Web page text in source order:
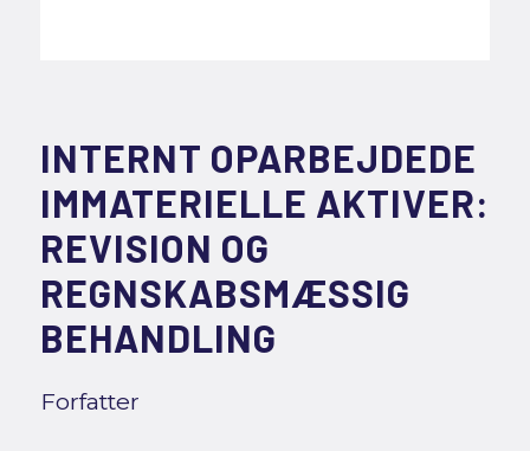
INTERNT OPARBEJDEDE
IMMATERIELLE AKTIVER:
REVISION OG
REGNSKABSMÆSSIG
BEHANDLING
Forfatter